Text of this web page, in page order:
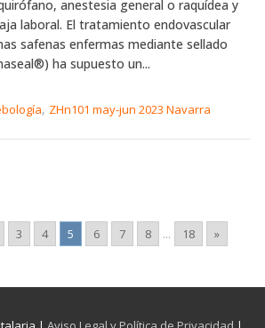
anestesia general o raquídea y
laboral. El tratamiento endovascular
safenas enfermas mediante sellado
ha supuesto un...
, ZHn101 may-jun 2023 Navarra
3 4 5 6 7 8 ... 18 »